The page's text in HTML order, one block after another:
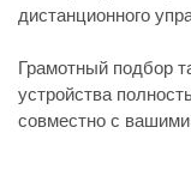
дистанционного
Грамотный подбор
устройства
совместно с